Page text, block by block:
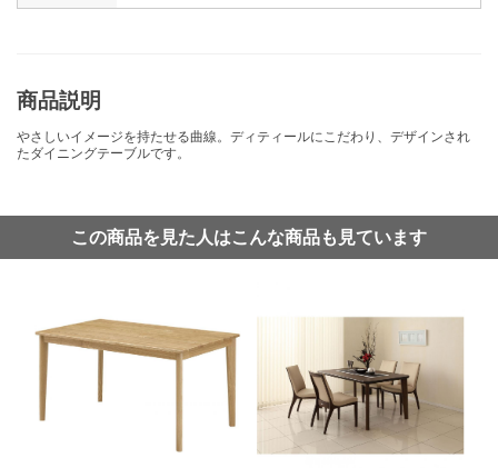
商品説明
やさしいイメージを持たせる曲線。ディティールにこだわり、デザインされ
たダイニングテーブルです。
この商品を見た人はこんな商品も見ています